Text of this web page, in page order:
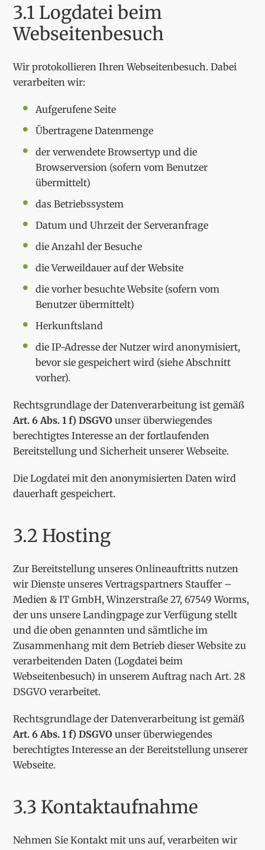
3.1 Logdatei beim
Webseitenbesuch
Wir protokollieren Ihren Webseitenbesuch. Dabei
verarbeiten wir:
Aufgerufene Seite
Übertragene Datenmenge
der verwendete Browsertyp und die
Browserversion (sofern vom Benutzer
übermittelt)
das Betriebssystem
Datum und Uhrzeit der Serveranfrage
die Anzahl der Besuche
die Verweildauer auf der Website
die vorher besuchte Website (sofern vom
Benutzer übermittelt)
Herkunftsland
die IP-Adresse der Nutzer wird anonymisiert,
bevor sie gespeichert wird (siehe Abschnitt
vorher).
Rechtsgrundlage der Datenverarbeitung ist gemäß
Art. 6 Abs. 1 f) DSGVO unser überwiegendes
berechtigtes Interesse an der fortlaufenden
Bereitstellung und Sicherheit unserer Webseite.
Die Logdatei mit den anonymisierten Daten wird
dauerhaft gespeichert.
3.2 Hosting
Zur Bereitstellung unseres Onlineauftritts nutzen
wir Dienste unseres Vertragspartners Stauffer –
Medien & IT GmbH, Winzerstraße 27, 67549 Worms,
der uns unsere Landingpage zur Verfügung stellt
und die oben genannten und sämtliche im
Zusammenhang mit dem Betrieb dieser Website zu
verarbeitenden Daten (Logdatei beim
Webseitenbesuch) in unserem Auftrag nach Art. 28
DSGVO verarbeitet.
Rechtsgrundlage der Datenverarbeitung ist gemäß
Art. 6 Abs. 1 f) DSGVO unser überwiegendes
berechtigtes Interesse an der Bereitstellung unserer
Webseite.
3.3 Kontaktaufnahme
Nehmen Sie Kontakt mit uns auf, verarbeiten wir